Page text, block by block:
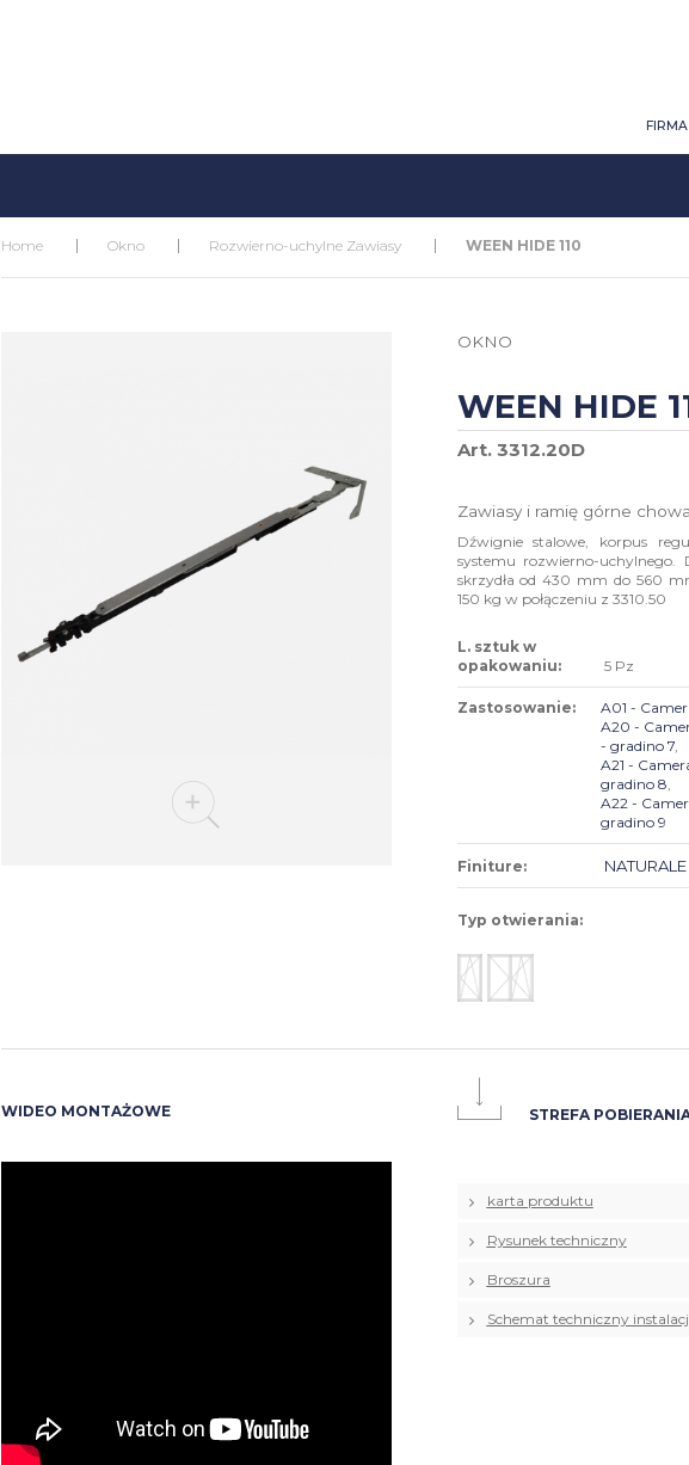
FIRMA
Home Okno Rozwierno-uchylne Zawiasy WEEN HIDE 110
OKNO
WEEN HIDE
Art. 3312.20D
Zawiasy i ramię górne
Dźwignie stalowe, korpus
systemu rozwierno-uchylnego.
skrzydła od 430 mm do 560
150 kg w połączeniu z 3310.50
L. sztuk w
opakowaniu:
5 Pz
Zastosowanie: A01 -
A20 -
- gradino 7
A21 -
gradino 8
A22 -
gradino 9
Finiture: NATURALE
Typ otwierania:
WIDEO MONTAŻOWE STREFA
karta produktu
Rysunek techniczny
Broszura
Schemat techniczny